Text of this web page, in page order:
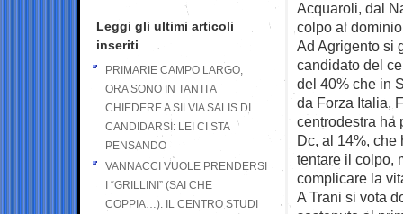
Acquaroli, dal
colpo al
Ad Agrigento si
candidato del
del 40% che in
da Forza Italia,
centrodestra ha
Dc, al 14%, che
tentare il colpo,
complicare la
A Trani si vota
Leggi gli ultimi articoli
inseriti
PRIMARIE CAMPO LARGO,
ORA SONO IN TANTI A
CHIEDERE A SILVIA SALIS DI
CANDIDARSI: LEI CI STA
PENSANDO
VANNACCI VUOLE PRENDERSI
I “GRILLINI” (SAI CHE
COPPIA…). IL CENTRO STUDI